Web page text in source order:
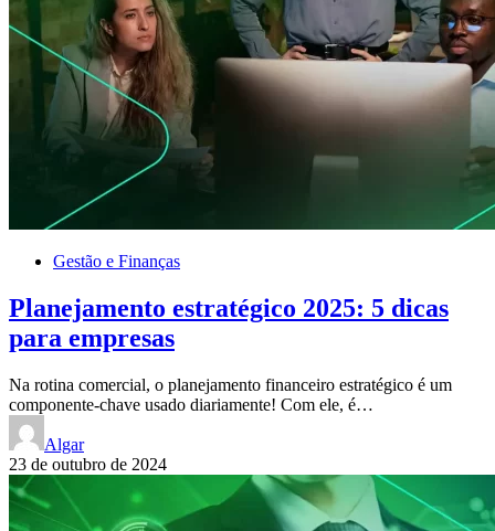
Gestão e Finanças
Planejamento estratégico 2025: 5 dicas
para empresas
Na rotina comercial, o planejamento financeiro estratégico é um
componente-chave usado diariamente! Com ele, é…
Algar
23 de outubro de 2024